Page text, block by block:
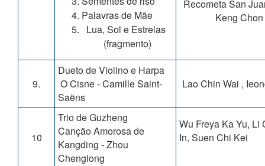
Palavras de Mãe
Lua, Sol e Estrelas
(fragmento)
Recometa San
Keng Chon
9.
Dueto de Violino e Harpa
O Cisne - Camille Saint-
Saëns
Lao Chin Wai ,
10
Trio de Guzheng
Canção Amorosa de
Kangding - Zhou
Chenglong
Wu Freya Ka Yu, Li
In, Suen Chi Kei